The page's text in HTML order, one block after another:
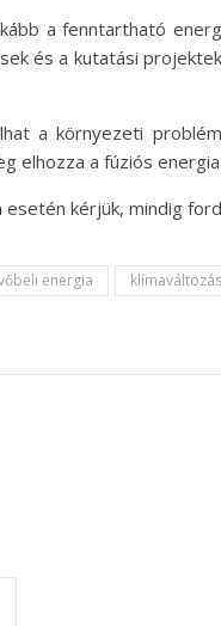
a fenntartható
és a kutatási
a környezeti
elhozza a fúziós
kérjük, mindig
energia klímaváltozás